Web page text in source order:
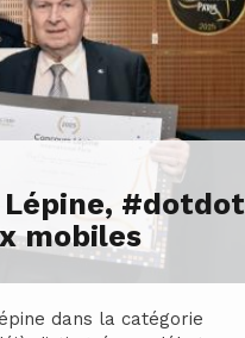
Lépine, #dotdot
mobiles
dans la catégorie